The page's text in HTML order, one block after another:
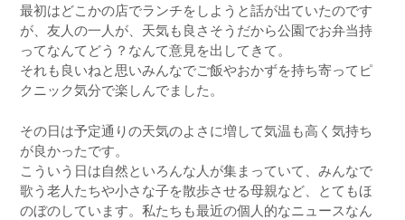
最初はどこかの店でランチをしようと話が出ていたのです
が、友人の一人が、天気も良さそうだから公園でお弁当持
ってなんてどう？なんて意見を出してきて。
それも良いねと思いみんなでご飯やおかずを持ち寄ってピ
クニック気分で楽しんでました。
その日は予定通りの天気のよさに増して気温も高く気持ち
が良かったです。
こういう日は自然といろんな人が集まっていて、みんなで
歌う老人たちや小さな子を散歩させる母親など、とてもほ
のぼのしています。私たちも最近の個人的なニュースなん